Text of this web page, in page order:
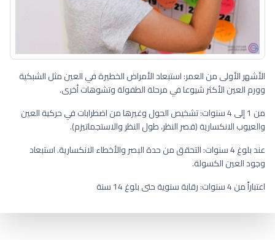
الأشهر الأولى من العمر: استبعاد الأمراض الخطيرة في العين مثل الشبكية
وورم العين الأكثر شيوعا في مرحلة الطفولة وتشوهات أخرى.
من 1 إلى 4 سنوات: تشخيص الحول وغيرها من اضطرابات في حركية العين
والعيوب الانكسارية (قصر النظر، طول النظر والاستجماتيزم).
عند بلوغ 4 سنوات: التحقق من حدة البصر والأخطاء الانكسارية. استبعاد
وجود العين الكسولة.
اعتباراً من 4 سنوات: رقابة سنوية حتى بلوغ 14 سنة